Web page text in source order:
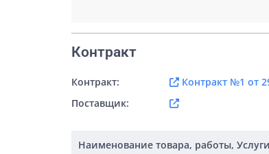
Контракт
Контракт: Контракт №1 от
Поставщик:
Наименование товара, работы, Услуги